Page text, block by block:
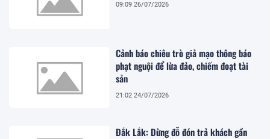
09:09 26/07/2026
Cảnh báo chiêu trò giả mạo thông báo
phạt nguội để lừa đảo, chiếm đoạt tài
sản
21:02 24/07/2026
Đắk Lắk: Dừng đỗ đón trả khách gần